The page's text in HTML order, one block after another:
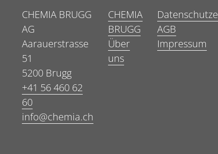
CHEMIA BRUGG
AG
Aarauerstrasse
51
5200 Brugg
+41 56 460 62
60
info@chemia.ch
CHEMIA
BRUGG
Über
uns
AGB
Impressum